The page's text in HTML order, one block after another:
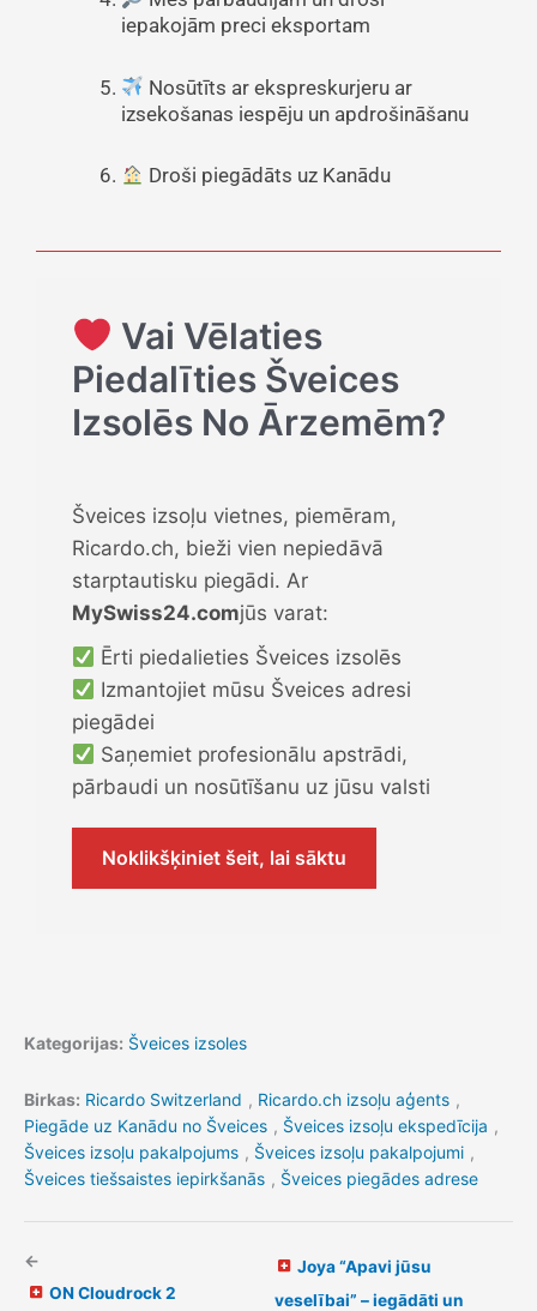
iepakojām preci eksportam
Nosūtīts ar ekspreskurjeru ar
izsekošanas iespēju un apdrošināšanu
Droši piegādāts uz Kanādu
Vai Vēlaties
Piedalīties Šveices
Izsolēs No Ārzemēm?
Šveices izsoļu vietnes, piemēram,
Ricardo.ch, bieži vien nepiedāvā
starptautisku piegādi. Ar
MySwiss24.comjūs varat:
Ērti piedalieties Šveices izsolēs
Izmantojiet mūsu Šveices adresi
piegādei
Saņemiet profesionālu apstrādi,
pārbaudi un nosūtīšanu uz jūsu valsti
Noklikšķiniet šeit, lai sāktu
Kategorijas: Šveices izsoles
Birkas: Ricardo Switzerland , Ricardo.ch izsoļu aģents ,
Piegāde uz Kanādu no Šveices , Šveices izsoļu ekspedīcija ,
Šveices izsoļu pakalpojums , Šveices izsoļu pakalpojumi ,
Šveices tiešsaistes iepirkšanās , Šveices piegādes adrese
←
ON Cloudrock 2
Joya “Apavi jūsu
veselībai” – iegādāti un